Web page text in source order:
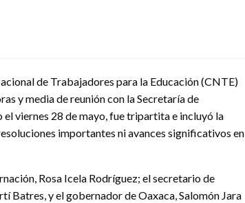
de Trabajadores para la Educación (CNTE)
y media de reunión con la Secretaría de
el viernes 28 de mayo, fue tripartita e incluyó la
importantes ni avances significativos en
Rosa Icela Rodríguez; el secretario de
Batres, y el gobernador de Oaxaca, Salomón Jara